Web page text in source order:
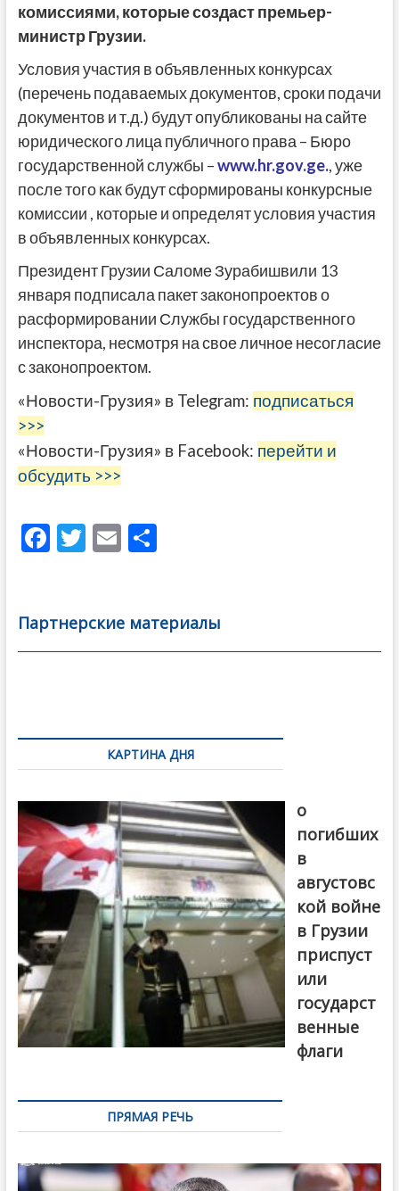
комиссиями, которые создаст премьер-
министр Грузии.
Условия участия в объявленных конкурсах
(перечень подаваемых документов, сроки подачи
документов и т.д.) будут опубликованы на сайте
юридического лица публичного права – Бюро
государственной службы –www.hr.gov.ge., уже
после того как будут сформированы конкурсные
комиссии , которые и определят условия участия
в объявленных конкурсах.
Президент Грузии Саломе Зурабишвили 13
января подписала пакет законопроектов о
расформировании Службы государственного
инспектора, несмотря на свое личное несогласие
с законопроектом.
«Новости-Грузия» в Telegram: подписаться
>>>
«Новости-Грузия» в Facebook: перейти и
обсудить >>>
F
b
o
T
er
E
l
О
а
в
Партнерские материалы
по
записямКАРТИНА ДНЯ
о
погибших
в
августовс
кой войне
в Грузии
приспуст
или
государст
венные
флаги
ПРЯМАЯ РЕЧЬ